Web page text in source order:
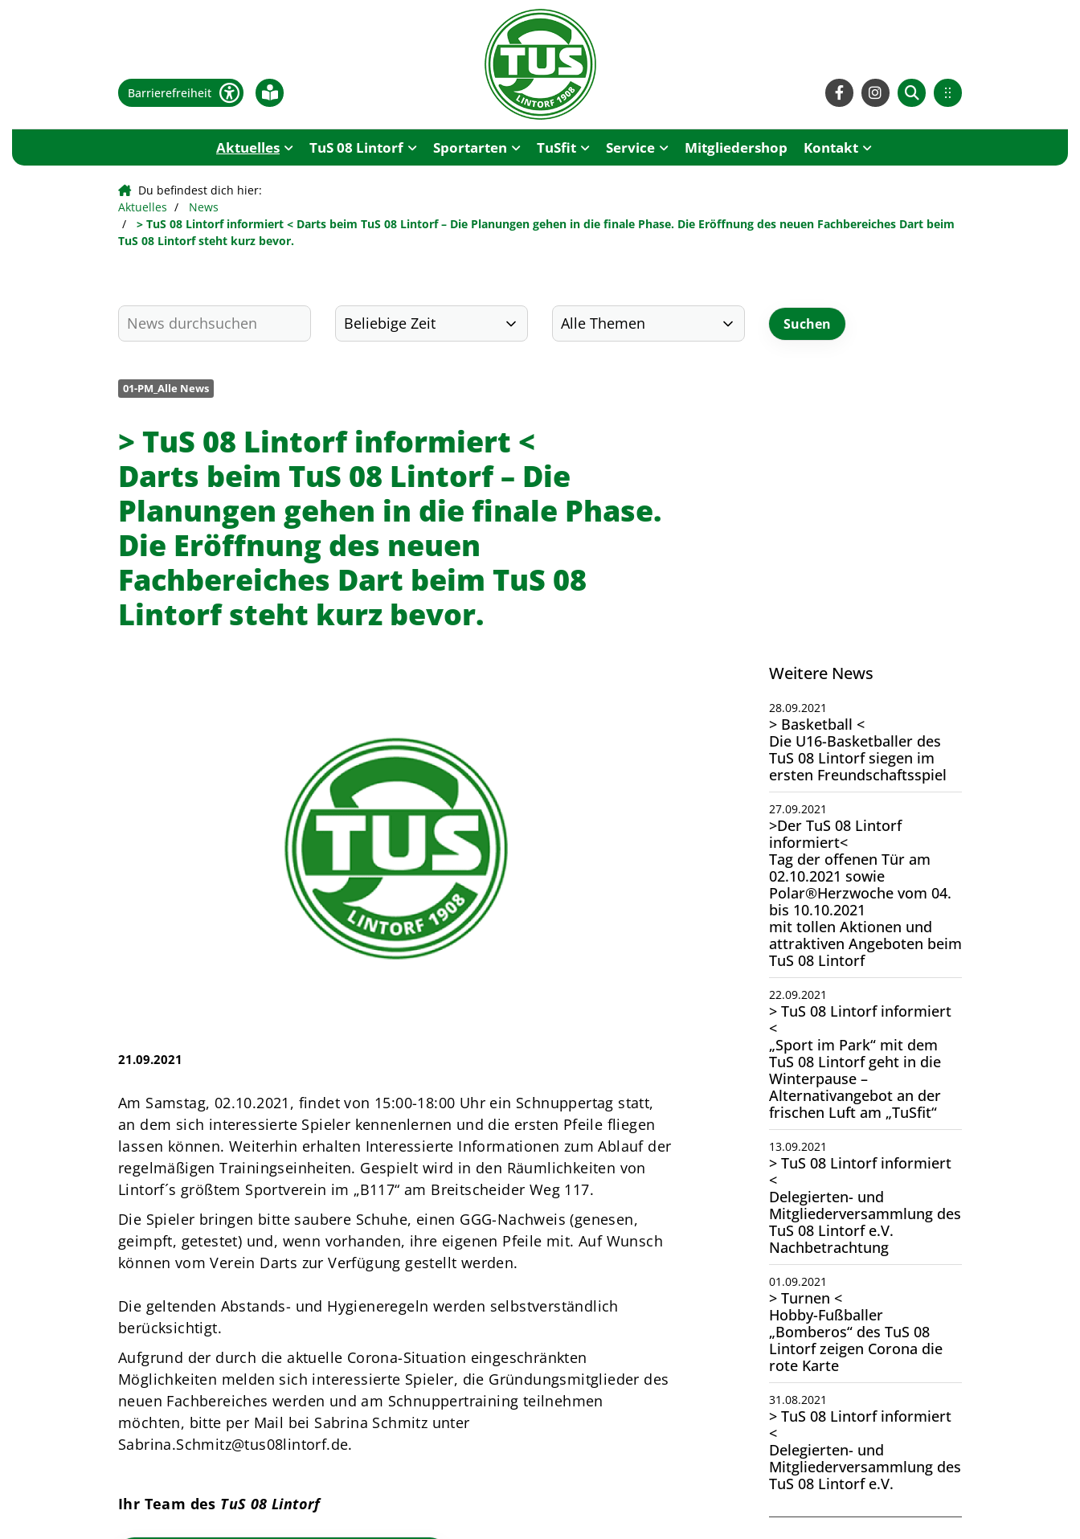
Barrierefreiheit
Aktuelles TuS 08 Lintorf Sportarten TuSfit Service Mitgliedershop Kontakt
Du befindest dich hier:
Aktuelles
News
> TuS 08 Lintorf informiert < Darts beim TuS 08 Lintorf – Die Planungen gehen in die finale Phase. Die Eröffnung des neuen Fachbereiches Dart beim
TuS 08 Lintorf steht kurz bevor.
01-PM_Alle News
> TuS 08 Lintorf informiert <
Darts beim TuS 08 Lintorf – Die
Planungen gehen in die finale Phase.
Die Eröffnung des neuen
Fachbereiches Dart beim TuS 08
Lintorf steht kurz bevor.
21.09.2021
Am Samstag, 02.10.2021, findet von 15:00-18:00 Uhr ein Schnuppertag statt,
an dem sich interessierte Spieler kennenlernen und die ersten Pfeile fliegen
lassen können. Weiterhin erhalten Interessierte Informationen zum Ablauf der
regelmäßigen Trainingseinheiten. Gespielt wird in den Räumlichkeiten von
Lintorf´s größtem Sportverein im „B117“ am Breitscheider Weg 117.
Die Spieler bringen bitte saubere Schuhe, einen GGG-Nachweis (genesen,
geimpft, getestet) und, wenn vorhanden, ihre eigenen Pfeile mit. Auf Wunsch
können vom Verein Darts zur Verfügung gestellt werden.
Die geltenden Abstands- und Hygieneregeln werden selbstverständlich
berücksichtigt.
Aufgrund der durch die aktuelle Corona-Situation eingeschränkten
Möglichkeiten melden sich interessierte Spieler, die Gründungsmitglieder des
neuen Fachbereiches werden und am Schnuppertraining teilnehmen
möchten, bitte per Mail bei Sabrina Schmitz unter
Sabrina.Schmitz@tus08lintorf.de.
Ihr Team des TuS 08 Lintorf
Weitere News
28.09.2021
> Basketball <
Die U16-Basketballer des
TuS 08 Lintorf siegen im
ersten Freundschaftsspiel
27.09.2021
>Der TuS 08 Lintorf
informiert<
Tag der offenen Tür am
02.10.2021 sowie
Polar®Herzwoche vom 04.
bis 10.10.2021
mit tollen Aktionen und
attraktiven Angeboten beim
TuS 08 Lintorf
22.09.2021
> TuS 08 Lintorf informiert
<
„Sport im Park“ mit dem
TuS 08 Lintorf geht in die
Winterpause –
Alternativangebot an der
frischen Luft am „TuSfit“
13.09.2021
> TuS 08 Lintorf informiert
<
Delegierten- und
Mitgliederversammlung des
TuS 08 Lintorf e.V.
Nachbetrachtung
01.09.2021
> Turnen <
Hobby-Fußballer
„Bomberos“ des TuS 08
Lintorf zeigen Corona die
rote Karte
31.08.2021
> TuS 08 Lintorf informiert
<
Delegierten- und
Mitgliederversammlung des
TuS 08 Lintorf e.V.
Über den TuS
Das sind wir
Sportarten
Sportsuche
TuSfit